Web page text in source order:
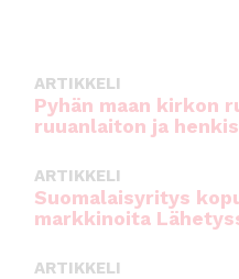
ARTIKKELI
Pyhän maan kirkon
ruuanlaiton ja
ARTIKKELI
Suomalaisyritys
markkinoita
ARTIKKELI